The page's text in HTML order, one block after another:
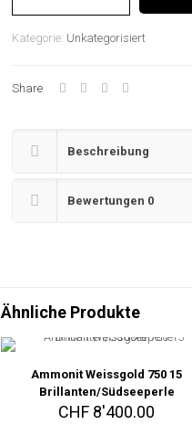
Brillanten
Kategorie: Unkategorisiert
Share
Beschreibung
Bewertungen 0
Ähnliche Produkte
Ammonit Weissgold 750 15
Brillanten/Südseeperle
CHF 8'400.00